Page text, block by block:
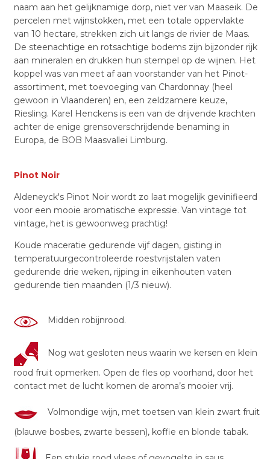
naam aan het gelijknamige dorp, niet ver van Maaseik. De
percelen met wijnstokken, met een totale oppervlakte
van 10 hectare, strekken zich uit langs de rivier de Maas.
De steenachtige en rotsachtige bodems zijn bijzonder rijk
aan mineralen en drukken hun stempel op de wijnen. Het
koppel was van meet af aan voorstander van het Pinot-
assortiment, met toevoeging van Chardonnay (heel
gewoon in Vlaanderen) en, een zeldzamere keuze,
Riesling. Karel Henckens is een van de drijvende krachten
achter de enige grensoverschrijdende benaming in
Europa, de BOB Maasvallei Limburg.
Pinot Noir
Aldeneyck's Pinot Noir wordt zo laat mogelijk gevinifieerd
voor een mooie aromatische expressie. Van vintage tot
vintage, het is gewoonweg prachtig!
Koude maceratie gedurende vijf dagen, gisting in
temperatuurgecontroleerde roestvrijstalen vaten
gedurende drie weken, rijping in eikenhouten vaten
gedurende tien maanden (1/3 nieuw).
Midden robijnrood.
Nog wat gesloten neus waarin we kersen en klein
rood fruit opmerken. Open de fles op voorhand, door het
contact met de lucht komen de aroma’s mooier vrij.
Volmondige wijn, met toetsen van klein zwart fruit
(blauwe bosbes, zwarte bessen), koffie en blonde tabak.